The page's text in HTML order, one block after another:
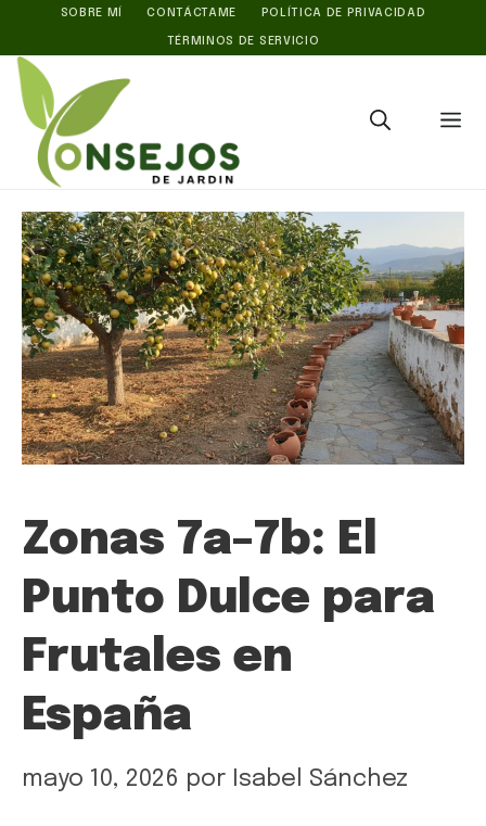
Saltar
al
contenido
SOBRE MÍ CONTÁCTAME POLÍTICA DE PRIVACIDAD
TÉRMINOS DE SERVICIO
Zonas 7a–7b: El
Punto Dulce para
Frutales en
España
mayo 10, 2026 por Isabel Sánchez